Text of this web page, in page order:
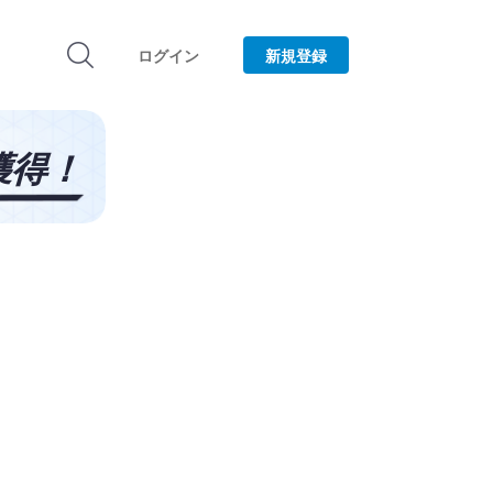
ログイン 新規登録